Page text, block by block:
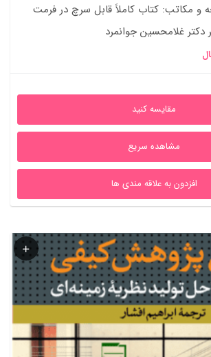
و مکاتب: کتاب کاملاً قابل سرچ در فرمت
غلامحسین جوانمرد
2,100,000ریال
مقایسه کنید
مشاهده سریع
افزدون به علاقه مندی ها